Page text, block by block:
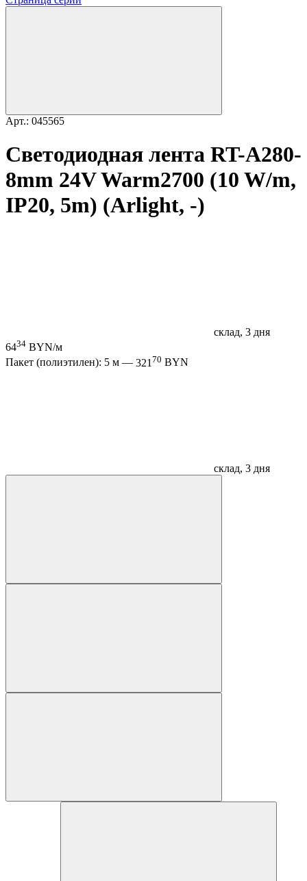
Арт.: 045565
Светодиодная лента RT-A280-
8mm 24V Warm2700 (10 W/m,
IP20, 5m) (Arlight, -)
склад, 3 дня
6434 BYN/м
Пакет (полиэтилен): 5 м — 321 70 BYN
склад, 3 дня